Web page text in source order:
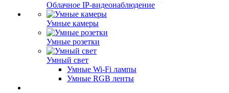
Облачное IP-видеонаблюдение
Умные камеры
Умные розетки
Умный свет
Умные Wi-Fi лампы
Умные RGB ленты